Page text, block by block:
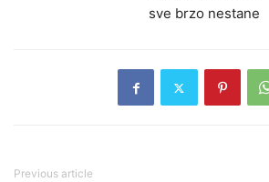
sve brzo nestane
Previous article